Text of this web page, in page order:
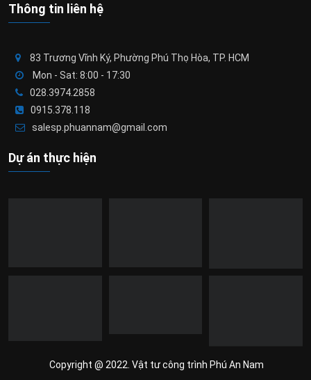
Thông tin liên hệ
83 Trương Vĩnh Ký, Phường Phú Thọ Hòa, TP. HCM
Mon - Sat: 8:00 - 17:30
028.3974.2858
0915.378.118
salesp.phuannam@gmail.com
Dự án thực hiện
Copyright @ 2022. Vật tư công trình Phú An Nam